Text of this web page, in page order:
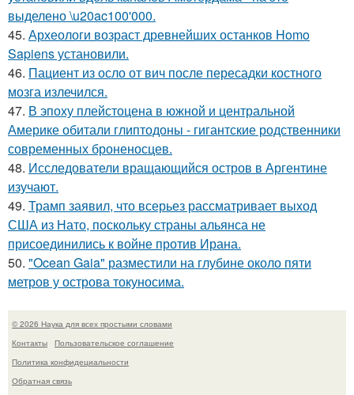
выделено \u20ac100'000.
45. Археологи возраст древнейших останков Homo
Sapiens установили.
46. Пациент из осло от вич после пересадки костного
мозга излечился.
47. В эпоху плейстоцена в южной и центральной
Америке обитали глиптодоны - гигантские родственники
современных броненосцев.
48. Исследователи вращающийся остров в Аргентине
изучают.
49. Трамп заявил, что всерьез рассматривает выход
США из Нато, поскольку страны альянса не
присоединились к войне против Ирана.
50. "Ocean Gaia" разместили на глубине около пяти
метров у острова токуносима.
© 2026 Наука для всех простыми словами
Контакты
Пользовательское соглашение
Политика конфидециальности
Обратная связь